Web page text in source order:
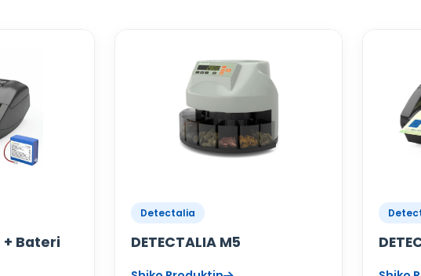
+ Bateri
Detectalia
DETECTALIA M5